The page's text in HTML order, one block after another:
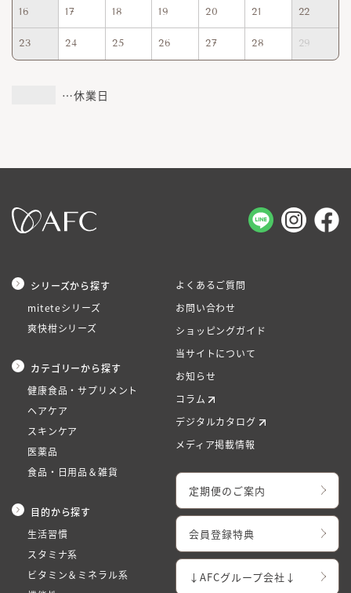
16 17 18 19 20 21 22
23 24 25 26 27 28 29
…休業日
シリーズから探す
miteteシリーズ
爽快柑シリーズ
カテゴリーから探す
健康食品・サプリメント
ヘアケア
スキンケア
医薬品
食品・日用品＆雑貨
目的から探す
生活習慣
スタミナ系
ビタミン＆ミネラル系
よくあるご質問
お問い合わせ
ショッピングガイド
当サイトについて
お知らせ
コラム
デジタルカタログ
メディア掲載情報
定期便のご案内
会員登録特典
↓AFCグループ会社↓